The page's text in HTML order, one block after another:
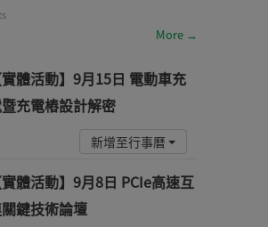
More →
實體活動】9月15日 電動車充
充電樁設計解密
新增至行事曆
實體活動】9月8日 PCIe高速互
鍵技術論壇